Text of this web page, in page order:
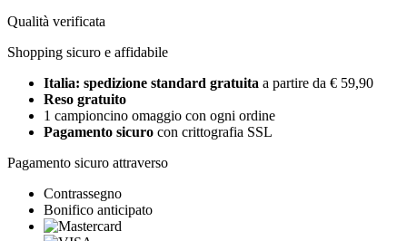
Qualità verificata
Shopping sicuro e affidabile
Italia: spedizione standard gratuita a partire da € 59,90
Reso gratuito
1 campioncino omaggio con ogni ordine
Pagamento sicuro con crittografia SSL
Pagamento sicuro attraverso
Contrassegno
Bonifico anticipato